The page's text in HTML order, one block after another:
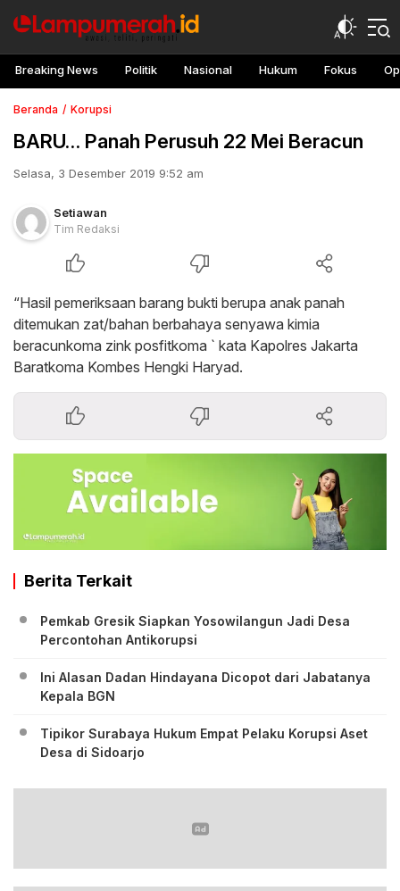
Breaking News Politik Nasional Hukum Fokus
Beranda Korupsi
BARU… Panah Perusuh 22 Mei Beracun
Selasa, 3 Desember 2019 9:52 am
Setiawan
Tim Redaksi
“Hasil pemeriksaan barang bukti berupa anak panah
ditemukan zat/bahan berbahaya senyawa kimia
beracunkoma zink posfitkoma ` kata Kapolres Jakarta
Baratkoma Kombes Hengki Haryad.
Berita Terkait
Pemkab Gresik Siapkan Yosowilangun Jadi Desa
Percontohan Antikorupsi
Ini Alasan Dadan Hindayana Dicopot dari Jabatanya
Kepala BGN
Tipikor Surabaya Hukum Empat Pelaku Korupsi Aset
Desa di Sidoarjo